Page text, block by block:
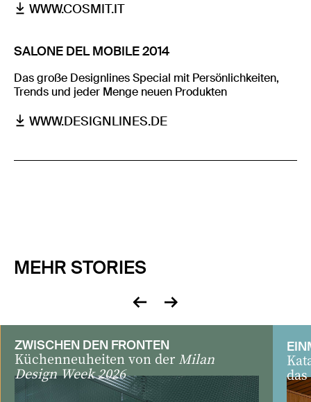
WWW.COSMIT.IT
SALONE DEL MOBILE 2014
Das große Designlines Special mit Persönlichkeiten,
Trends und jeder Menge neuen Produkten
WWW.DESIGNLINES.DE
MEHR STORIES
zurück
vor
ZWISCHEN DEN FRONTEN
Küchenneuheiten von der Milan
Design Week 2026